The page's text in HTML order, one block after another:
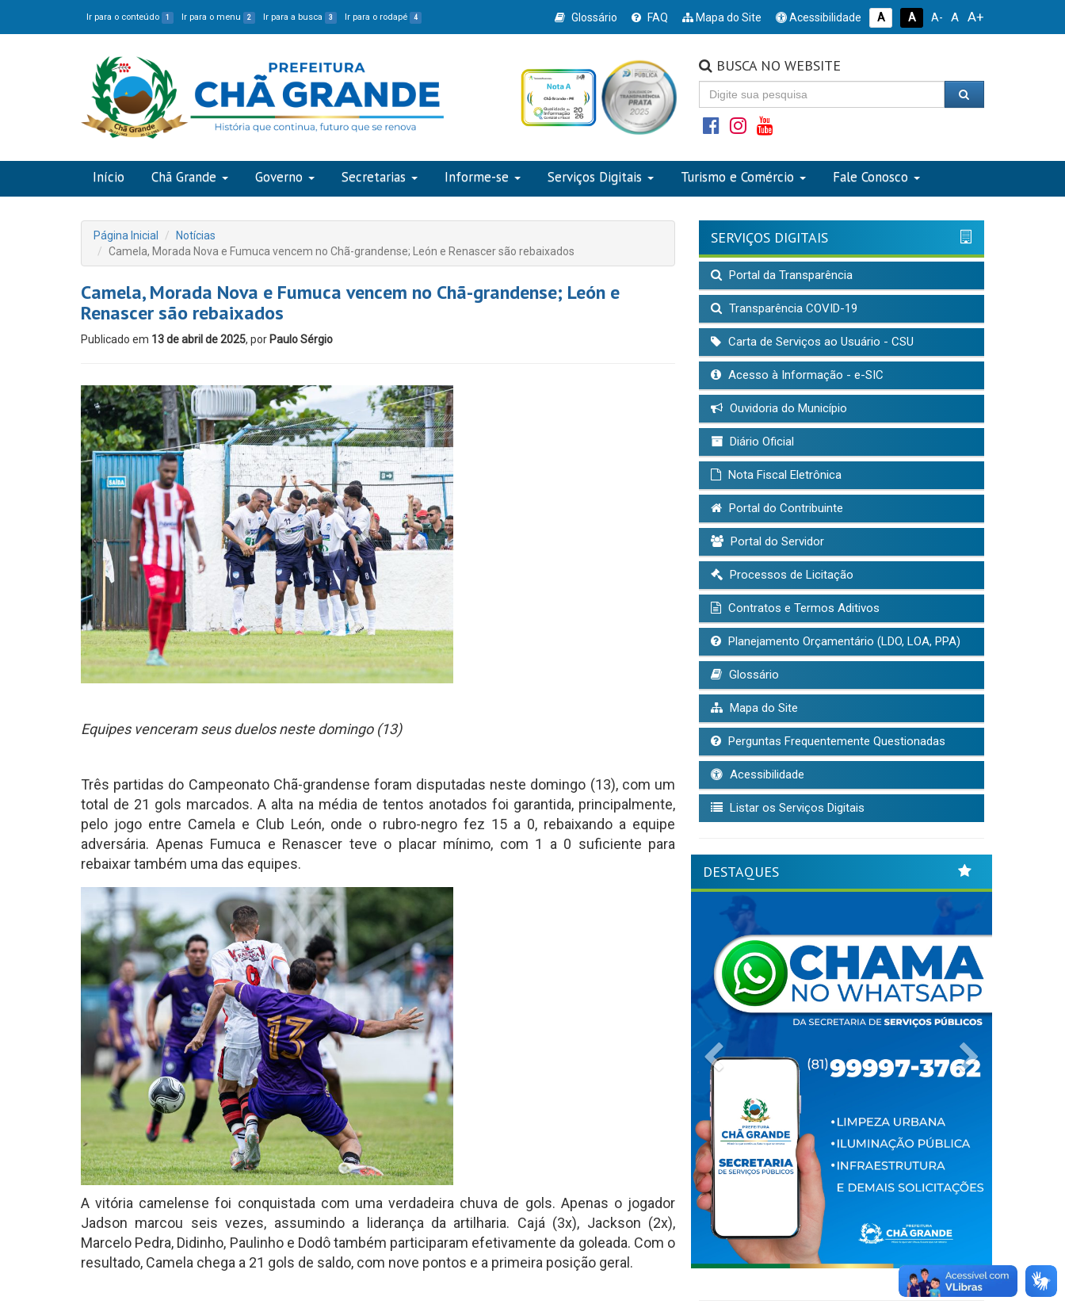
Ir para o conteúdo 1 Ir para o menu 2 Ir para a busca 3 Ir para o rodapé 4 Glossário FAQ Mapa do Site Acessibilidade A A A- A A+
BUSCA NO WEBSITE
Início Chã Grande Governo Secretarias Informe-se Serviços Digitais Turismo e Comércio Fale Conosco
Página Inicial
Notícias
Camela, Morada Nova e Fumuca vencem no Chã-grandense; León e Renascer são rebaixados
Camela, Morada Nova e Fumuca vencem no Chã-grandense; León e
Renascer são rebaixados
Publicado em 13 de abril de 2025, por Paulo Sérgio
Equipes venceram seus duelos neste domingo (13)
Três partidas do Campeonato Chã-grandense foram disputadas neste domingo (13), com um
total de 21 gols marcados. A alta na média de tentos anotados foi garantida, principalmente,
pelo jogo entre Camela e Club León, onde o rubro-negro fez 15 a 0, rebaixando a equipe
adversária. Apenas Fumuca e Renascer teve o placar mínimo, com 1 a 0 suficiente para
rebaixar também uma das equipes.
A vitória camelense foi conquistada com uma verdadeira chuva de gols. Apenas o jogador
Jadson marcou seis vezes, assumindo a liderança da artilharia. Cajá (3x), Jackson (2x),
Marcelo Pedra, Didinho, Paulinho e Dodô também participaram efetivamente da goleada. Com o
resultado, Camela chega a 21 gols de saldo, com nove pontos e a primeira posição geral.
SERVIÇOS DIGITAIS
Portal da Transparência
Transparência COVID-19
Carta de Serviços ao Usuário - CSU
Acesso à Informação - e-SIC
Ouvidoria do Município
Diário Oficial
Nota Fiscal Eletrônica
Portal do Contribuinte
Portal do Servidor
Processos de Licitação
Contratos e Termos Aditivos
Planejamento Orçamentário (LDO, LOA, PPA)
Glossário
Mapa do Site
Perguntas Frequentemente Questionadas
Acessibilidade
Listar os Serviços Digitais
DESTAQUES
Previous